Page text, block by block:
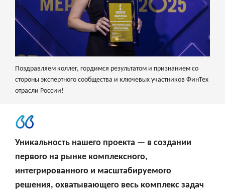
Поздравляем коллег, гордимся результатом и признанием со
стороны экспертного сообщества и ключевых участников ФинТех
отрасли России!
Уникальность нашего проекта — в создании
первого на рынке комплексного,
интегрированного и масштабируемого
решения, охватывающего весь комплекс задач